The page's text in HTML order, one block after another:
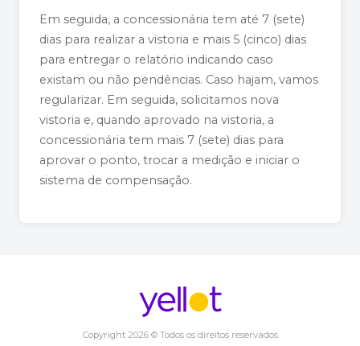
Em seguida, a concessionária tem até 7 (sete)
dias para realizar a vistoria e mais 5 (cinco) dias
para entregar o relatório indicando caso
existam ou não pendências. Caso hajam, vamos
regularizar. Em seguida, solicitamos nova
vistoria e, quando aprovado na vistoria, a
concessionária tem mais 7 (sete) dias para
aprovar o ponto, trocar a medição e iniciar o
sistema de compensação.
Copyright 2026 © Todos os direitos reservados